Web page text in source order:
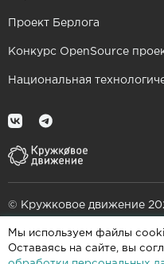
Мы используем файлы
Оставаясь на сайте, вы
Проект Берлога
Конкурс OpenSource
Национальная
© Кружковое движение
При поддержке